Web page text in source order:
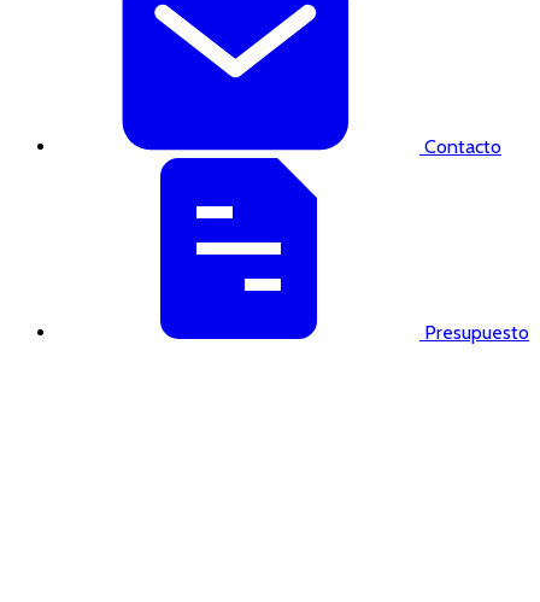
Contacto
Presupuesto